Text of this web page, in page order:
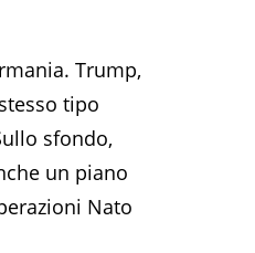
Trump,
tipo
sfondo,
un piano
Nato